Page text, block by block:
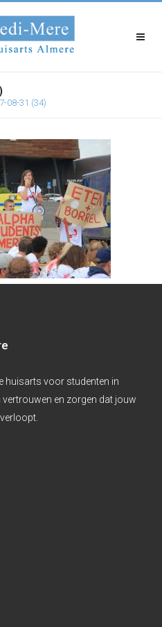
08-31 (34)
huisarts voor studenten in
vertrouwen en zorgen dat jouw